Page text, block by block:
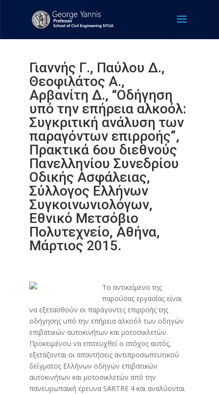
Γιαννής Γ., Παύλου Δ.,
Θεοφιλάτος Α.,
Αρβανίτη Δ., “Οδήγηση
υπό την επήρεια αλκοόλ:
Συγκριτική ανάλυση των
παραγόντων επιρροής”,
Πρακτικά 6ου διεθνούς
Πανελληνίου Συνεδρίου
Οδικής Ασφάλειας,
Σύλλογος Ελλήνων
Συγκοινωνιολόγων,
Εθνικό Μετσόβιο
Πολυτεχνείο, Αθήνα,
Μάρτιος 2015.
Το αντικείμενο της
παρούσας εργασίας είναι
να εξετασθούν οι παράγοντες επιρροής της
οδήγησης υπό την επήρεια αλκοόλ των οδηγών
επιβατικών αυτοκινήτων και μοτοσικλετών.
Προκειμένου να επιτευχθεί ο στόχος αυτός,
εξετάζονται οι απαντήσεις αντιπροσωπευτικού
δείγματος Ελλήνων οδηγών επιβατικών
αυτοκινήτων και μοτοσικλετών από την
πανευρωπαϊκή έρευνα SARTRE 4 και αναλύονται